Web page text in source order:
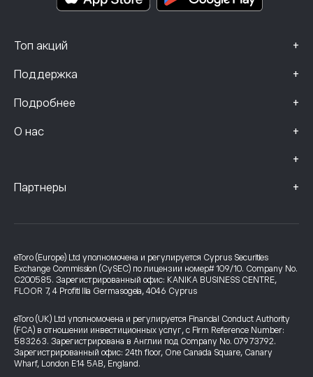
Топ акций +
Поддержка +
Подробнее +
О нас +
+
Партнеры +
eToro (Europe) Ltd уполномочена и регулируется Cyprus Securities
Exchange Commission (CySEC) по лицензии номер# 109/10. Company No.
C200585. Зарегистрированный офис: KANIKA BUSINESS CENTRE,
FLOOR 7, 4 Profiti Ilia Germasogeia, 4046 Cyprus
eToro (UK) Ltd уполномочена и регулируется Financial Conduct Authority
(FCA) в отношении инвестиционных услуг, с Firm Reference Number:
583263. Зарегистрирована в Англии под Company No. 07973792.
Зарегистрированный офис: 24th floor, One Canada Square, Canary
Wharf, London E14 5AB, England.